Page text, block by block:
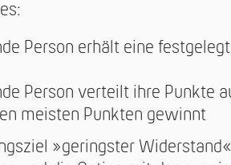
Person erhält eine
Person verteilt ihre Punkte
meisten Punkten gewinnt
»geringster